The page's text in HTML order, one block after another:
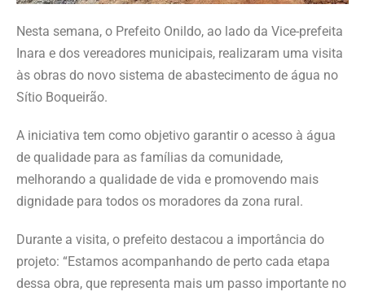
Nesta semana, o Prefeito Onildo, ao lado da Vice-prefeita
Inara e dos vereadores municipais, realizaram uma visita
às obras do novo sistema de abastecimento de água no
Sítio Boqueirão.
A iniciativa tem como objetivo garantir o acesso à água
de qualidade para as famílias da comunidade,
melhorando a qualidade de vida e promovendo mais
dignidade para todos os moradores da zona rural.
Durante a visita, o prefeito destacou a importância do
projeto: “Estamos acompanhando de perto cada etapa
dessa obra, que representa mais um passo importante no